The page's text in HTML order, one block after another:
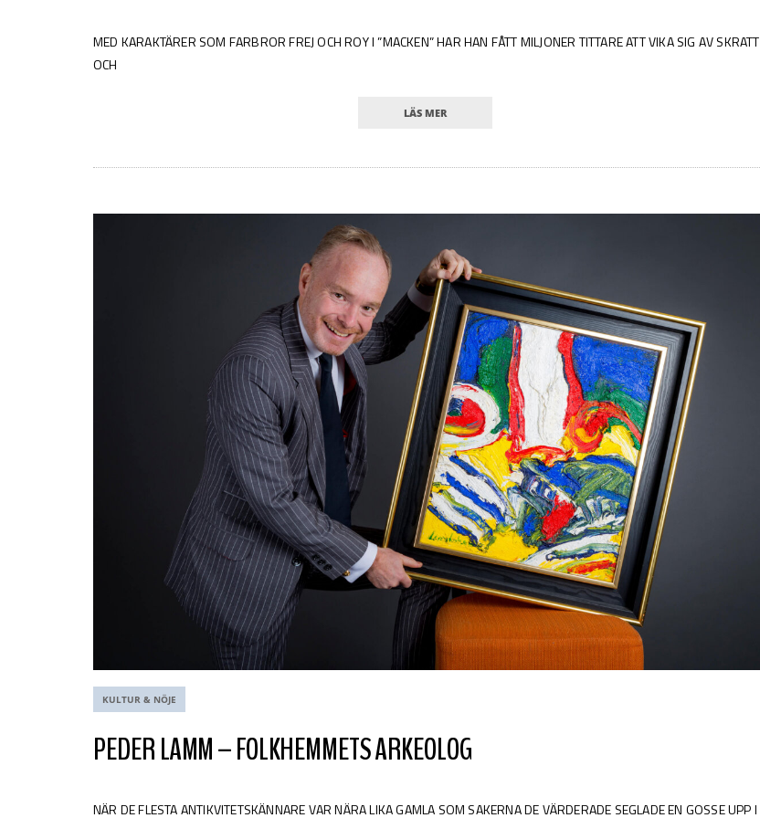
MED KARAKTÄRER SOM FARBROR FREJ OCH ROY I ”MACKEN” HAR HAN FÅTT MILJONER TITTARE ATT VIKA SIG AV SKRATT
OCH
LÄS MER
KULTUR & NÖJE
PEDER LAMM – FOLKHEMMETS ARKEOLOG
NÄR DE FLESTA ANTIKVITETSKÄNNARE VAR NÄRA LIKA GAMLA SOM SAKERNA DE VÄRDERADE SEGLADE EN GOSSE UPP I